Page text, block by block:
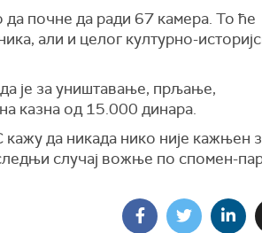
почне да ради 67 камера. То ће
али и целог културно-
је за уништавање, прљање,
казна од 15.000 динара.
да никада нико није кажњен
случај вожње по спомен-